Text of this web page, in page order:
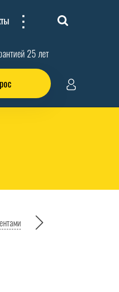
...
25 лет